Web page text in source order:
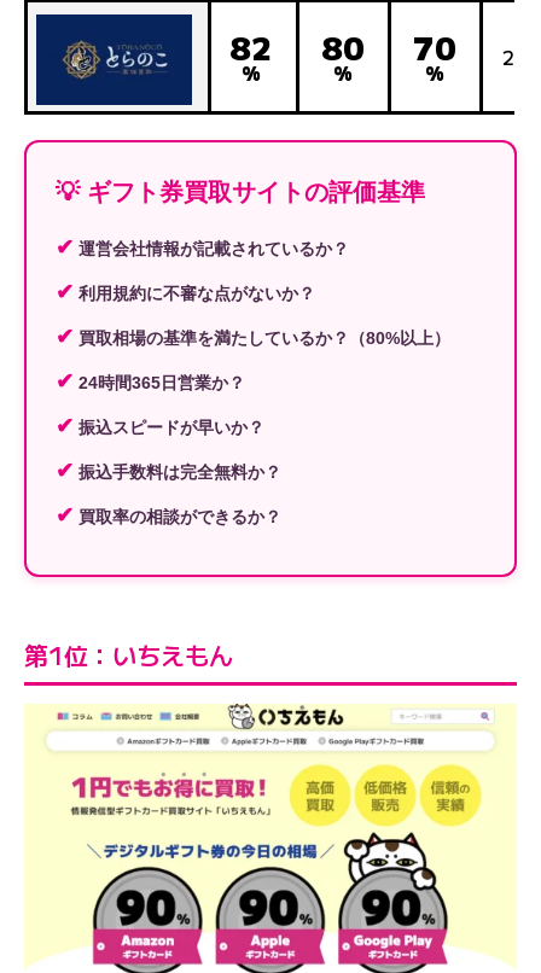
82
%
80
%
70
%
24
💡 ギフト券買取サイトの評価基準
✔ 運営会社情報が記載されているか？
✔ 利用規約に不審な点がないか？
✔ 買取相場の基準を満たしているか？（80%以上）
✔ 24時間365日営業か？
✔ 振込スピードが早いか？
✔ 振込手数料は完全無料か？
✔ 買取率の相談ができるか？
第1位：いちえもん